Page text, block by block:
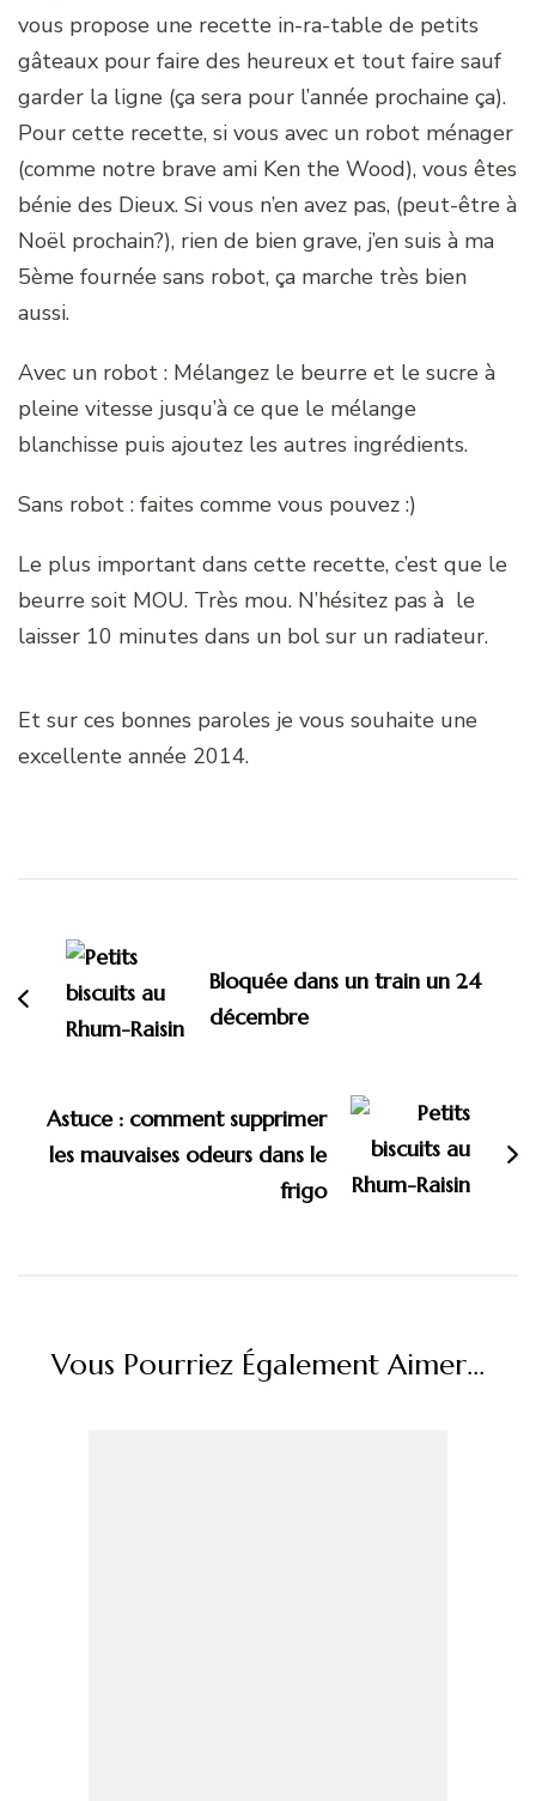
vous propose une recette in-ra-table de petits
gâteaux pour faire des heureux et tout faire sauf
garder la ligne (ça sera pour l’année prochaine ça).
Pour cette recette, si vous avec un robot ménager
(comme notre brave ami Ken the Wood), vous êtes
bénie des Dieux. Si vous n’en avez pas, (peut-être à
Noël prochain?), rien de bien grave, j’en suis à ma
5ème fournée sans robot, ça marche très bien
aussi.
Avec un robot : Mélangez le beurre et le sucre à
pleine vitesse jusqu’à ce que le mélange
blanchisse puis ajoutez les autres ingrédients.
Sans robot : faites comme vous pouvez :)
Le plus important dans cette recette, c’est que le
beurre soit MOU. Très mou. N’hésitez pas à le
laisser 10 minutes dans un bol sur un radiateur.
Et sur ces bonnes paroles je vous souhaite une
excellente année 2014.
d'article
Bloquée dans un train un 24
décembre
Astuce : comment supprimer
les mauvaises odeurs dans le
frigo
Vous Pourriez Également Aimer...